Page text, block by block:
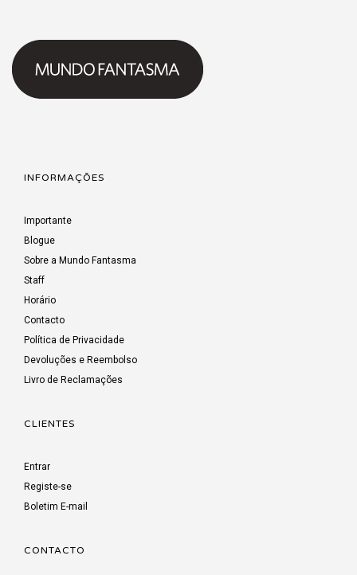
INFORMAÇÕES
Importante
Blogue
Sobre a Mundo Fantasma
Staff
Horário
Contacto
Política de Privacidade
Devoluções e Reembolso
Livro de Reclamações
CLIENTES
Entrar
Registe-se
Boletim E-mail
CONTACTO